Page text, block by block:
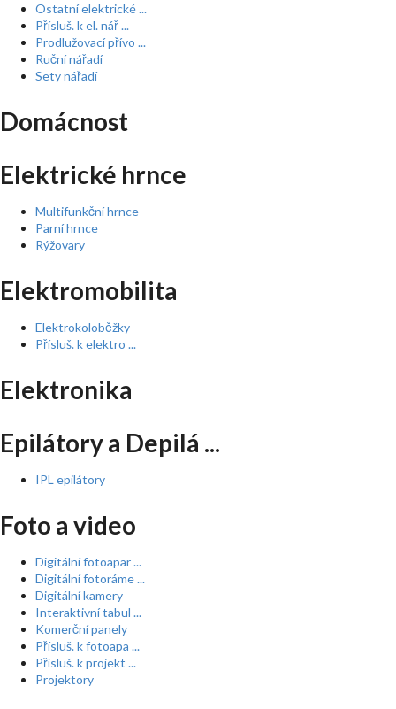
Ostatní elektrické ...
Přísluš. k el. nář ...
Prodlužovací přívo ...
Ruční nářadí
Sety nářadí
Domácnost
Elektrické hrnce
Multifunkční hrnce
Parní hrnce
Rýžovary
Elektromobilita
Elektrokoloběžky
Přísluš. k elektro ...
Elektronika
Epilátory a Depilá ...
IPL epilátory
Foto a video
Digitální fotoapar ...
Digitální fotoráme ...
Digitální kamery
Interaktivní tabul ...
Komerční panely
Přísluš. k fotoapa ...
Přísluš. k projekt ...
Projektory